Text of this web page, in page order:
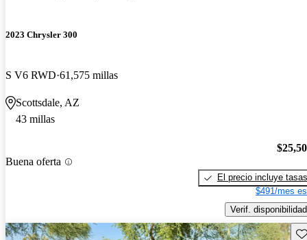
2023 Chrysler 300
S V6 RWD 61,575 millas
Scottsdale, AZ
43 millas
Buena oferta
El precio incluye tasas
$491/mes
Verif. disponibilidad